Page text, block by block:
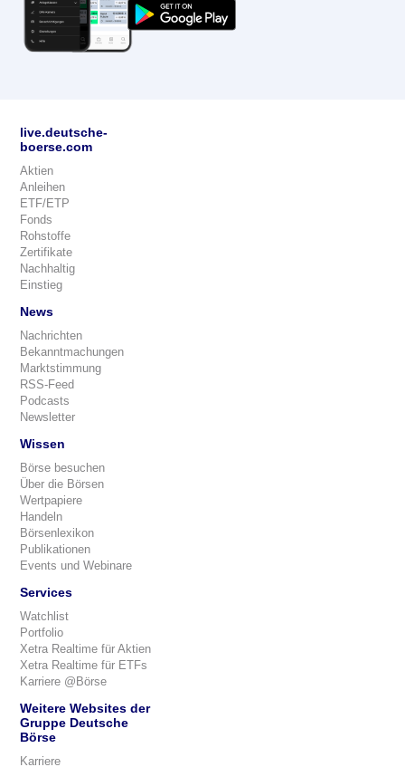
live.deutsche-
boerse.com
Aktien
Anleihen
ETF/ETP
Fonds
Rohstoffe
Zertifikate
Nachhaltig
Einstieg
News
Nachrichten
Bekanntmachungen
Marktstimmung
RSS-Feed
Podcasts
Newsletter
Wissen
Börse besuchen
Über die Börsen
Wertpapiere
Handeln
Börsenlexikon
Publikationen
Events und Webinare
Services
Watchlist
Portfolio
Xetra Realtime für Aktien
Xetra Realtime für ETFs
Karriere @Börse
Weitere Websites der
Gruppe Deutsche
Börse
Karriere